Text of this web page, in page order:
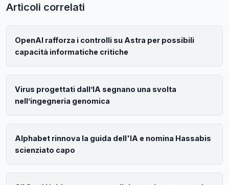
Articoli correlati
OpenAI rafforza i controlli su Astra per possibili
capacità informatiche critiche
Virus progettati dall’IA segnano una svolta
nell’ingegneria genomica
Alphabet rinnova la guida dell'IA e nomina Hassabis
scienziato capo